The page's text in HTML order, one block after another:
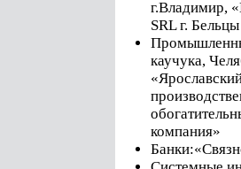
г.Владимир,
SRL г.
каучука,
компания»